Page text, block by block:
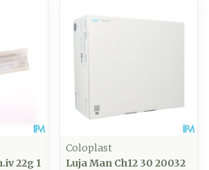
22g 1
Coloplast
Luja Man Ch12 30 20032